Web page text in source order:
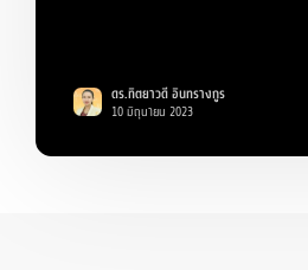
ดร.ทิตยาวดี อินทรางกูร
10 มิถุนายน 2023